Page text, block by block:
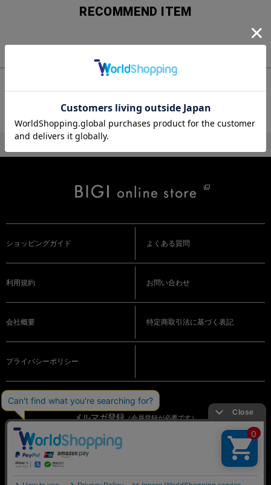
RECOMMEND ITEM
チェックしたアイテム
ショッピングガイド よくある質問
利用規約 お問い合わせ
会社概要 特定商取引法に基づく表記
プライバシーポリシー
メルマガ登録（会員登録が必要です）
OFFICIAL SNS